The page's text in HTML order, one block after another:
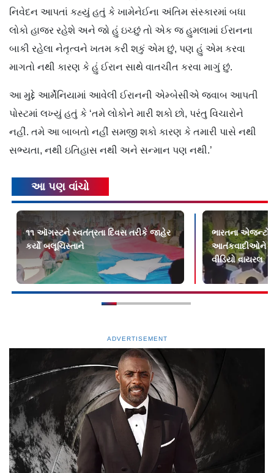
નિવેદન આપતાં કહ્યું હતું કે ખામેનેઈના અંતિમ સંસ્કારમાં બધા
લોકો હાજર રહેશે અને જો હું ઇચ્છું તો એક જ હુમલામાં ઈરાનના
બાકી રહેલા નેતૃત્વને ખતમ કરી શકું એમ છું, પણ હું એમ કરવા
માગતો નથી કારણ કે હું ઈરાન સાથે વાતચીત કરવા માગું છું.
આ મુદ્દે આર્મેનિયામાં આવેલી ઈરાનની એમ્બેસીએ જવાબ આપતી
પોસ્ટમાં લખ્યું હતું કે ‘તમે લોકોને મારી શકો છો, પરંતુ વિચારોને
નહીં. તમે આ બાબતો નહીં સમજી શકો કારણ કે તમારી પાસે નથી
સભ્યતા, નથી ઇતિહાસ નથી અને સન્માન પણ નથી.’
આ પણ વાંચો
૧૧ ઑગસ્ટને સ્વતંત્રતા દિવસ તરીકે જાહેર
કર્યો બલૂચિસ્તાને
ભારતના
આતંકવાદીઓને
વીડિયો વાયરલ
ADVERTISEMENT